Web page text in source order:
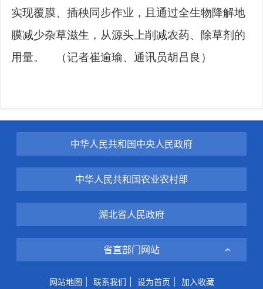
实现覆膜、插秧同步作业，且通过全生物降解地
膜减少杂草滋生，从源头上削减农药、除草剂的
用量。 （记者崔逾瑜、通讯员胡吕良）
中华人民共和国中央人民政府
中华人民共和国农业农村部
湖北省人民政府
省直部门网站
网站地图 联系我们 设为首页 加入收藏